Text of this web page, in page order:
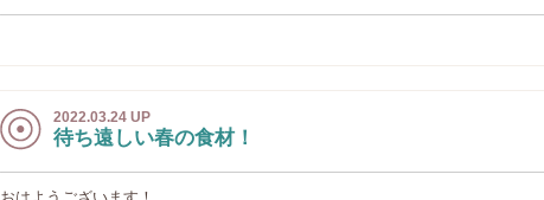
2022.03.24 UP
待ち遠しい春の食材！